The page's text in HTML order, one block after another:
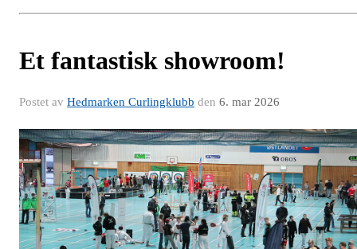
Et fantastisk showroom!
Postet av Hedmarken Curlingklubb den 6. mar 2026